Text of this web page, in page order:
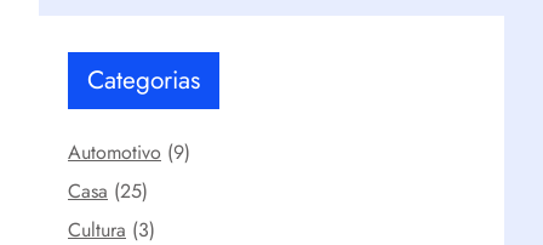
Categorias
Automotivo (9)
Casa (25)
Cultura (3)